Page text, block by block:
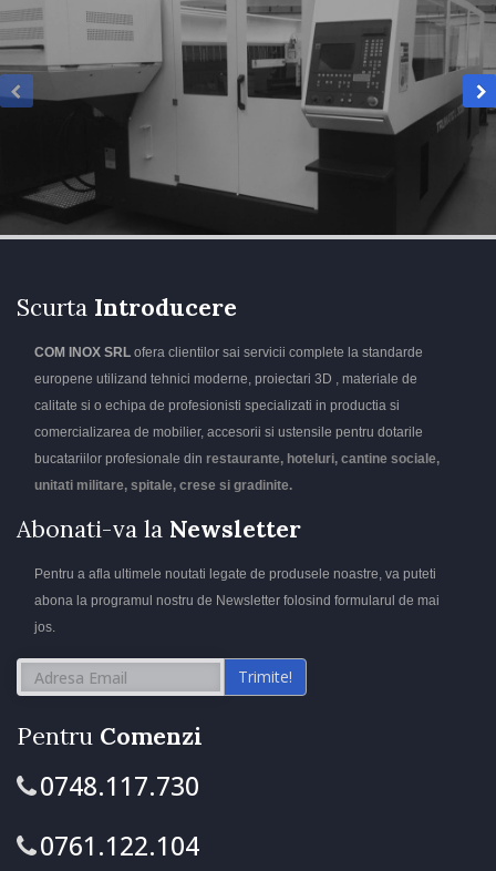
Scurta Introducere
COM INOX SRL ofera clientilor sai servicii complete la standarde
europene utilizand tehnici moderne, proiectari 3D , materiale de
calitate si o echipa de profesionisti specializati in productia si
comercializarea de mobilier, accesorii si ustensile pentru dotarile
bucatariilor profesionale din restaurante, hoteluri, cantine sociale,
unitati militare, spitale, crese si gradinite.
Abonati-va la Newsletter
Pentru a afla ultimele noutati legate de produsele noastre, va puteti
abona la programul nostru de Newsletter folosind formularul de mai
jos.
Trimite!
Pentru Comenzi
0748.117.730
0761.122.104